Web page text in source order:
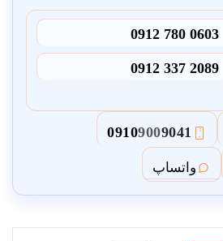
0912 780 0603
0912 337 2089
3
09109009041
واتساپ